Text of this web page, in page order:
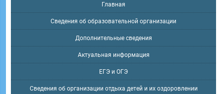
Главная
Сведения об образовательной организации
Дополнительные сведения
Актуальная информация
ЕГЭ и ОГЭ
Сведения об организации отдыха детей и их оздоровлении